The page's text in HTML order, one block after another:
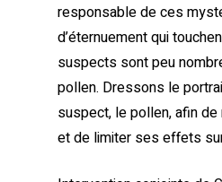
responsable de ces
d’éternuement qui
suspects sont peu
pollen. Dressons le
suspect, le pollen, afin
et de limiter ses effets